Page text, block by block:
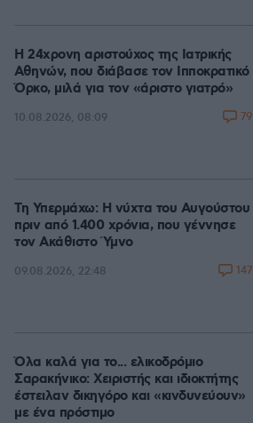
Η 24χρονη αριστούχος της Ιατρικής
Αθηνών, που διάβασε τον Ιπποκρατικό
Όρκο, μιλά για τον «άριστο γιατρό»
10.08.2026, 08:09 79
Τη Υπερμάχω: Η νύχτα του Αυγούστου
πριν από 1.400 χρόνια, που γέννησε
τον Ακάθιστο Ύμνο
09.08.2026, 22:48 147
Όλα καλά για το... ελικοδρόμιο
Σαρακήνικο: Χειριστής και ιδιοκτήτης
έστειλαν δικηγόρο και «κινδυνεύουν»
με ένα πρόστιμο